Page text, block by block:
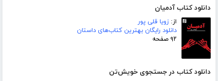
دانلود کتاب آدمیان
از: زویا قلی پور
دانلود رایگان بهترین کتاب‌های داستان
۹۲ صفحه
دانلود کتاب در جستجوی خویش‌تن